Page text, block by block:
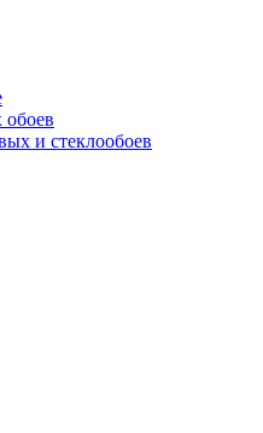
и стеклообоев